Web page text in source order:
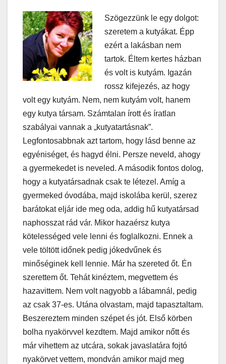
Szögezzünk le egy dolgot:
szeretem a kutyákat. Épp
ezért a lakásban nem
tartok. Éltem kertes házban
és volt is kutyám. Igazán
rossz kifejezés, az hogy
volt egy kutyám. Nem, nem kutyám volt, hanem
egy kutya társam. Számtalan írott és íratlan
szabályai vannak a „kutyatartásnak”.
Legfontosabbnak azt tartom, hogy lásd benne az
egyéniséget, és hagyd élni. Persze neveld, ahogy
a gyermekedet is neveled. A második fontos dolog,
hogy a kutyatársadnak csak te létezel. Amíg a
gyermeked óvodába, majd iskolába kerül, szerez
barátokat eljár ide meg oda, addig hű kutyatársad
naphosszat rád vár. Mikor hazaérsz kutya
kötelességed vele lenni és foglalkozni. Ennek a
vele töltött időnek pedig jókedvűnek és
minőséginek kell lennie. Már ha szereted őt. Én
szerettem őt. Tehát kinéztem, megvettem és
hazavittem. Nem volt nagyobb a lábamnál, pedig
az csak 37-es. Utána olvastam, majd tapasztaltam.
Beszereztem minden szépet és jót. Első körben
bolha nyakörvvel kezdtem. Majd amikor nőtt és
már vihettem az utcára, sokak javaslatára fojtó
nyakörvet vettem, mondván amikor majd meg